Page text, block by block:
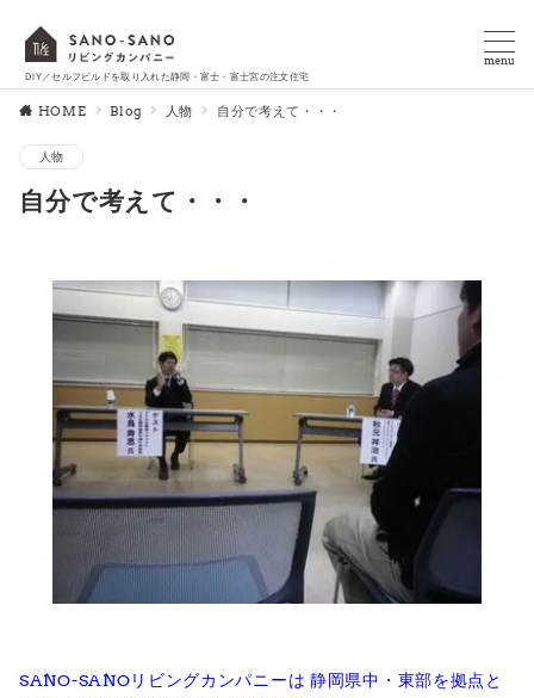
menu
DIY／セルフビルドを取り入れた静岡・富士・富士宮の注文住宅
HOME Blog 人物 自分で考えて・・・
人物
自分で考えて・・・
SANO-SANOリビングカンパニーは 静岡県中・東部を拠点と